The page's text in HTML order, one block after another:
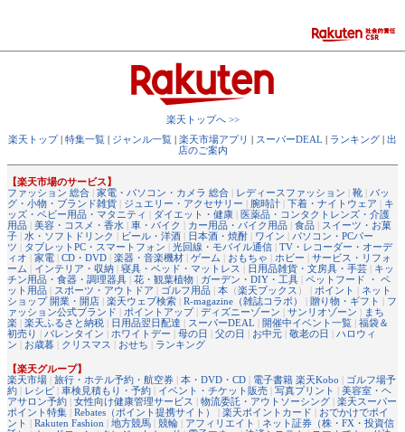
楽天トップへ >>
楽天トップ| 特集一覧 | ジャンル一覧 | 楽天市場アプリ | スーパーDEAL | ランキング | 出
店のご案内
【楽天市場のサービス】
ファッション 総合 | 家電・パソコン・カメラ 総合 | レディースファッション | 靴 | バッ
グ・小物・ブランド雑貨 | ジュエリー・アクセサリー | 腕時計 | 下着・ナイトウェア | キ
ッズ・ベビー用品・マタニティ | ダイエット・健康 | 医薬品・コンタクトレンズ・介護
用品 | 美容・コスメ・香水 | 車・バイク | カー用品・バイク用品 | 食品 | スイーツ・お菓
子 | 水・ソフトドリンク | ビール・洋酒 | 日本酒・焼酎 | ワイン | パソコン・PCパー
ツ | タブレットPC・スマートフォン | 光回線・モバイル通信 | TV・レコーダー・オーデ
ィオ | 家電 | CD・DVD | 楽器・音楽機材 | ゲーム | おもちゃ | ホビー | サービス・リフォ
ーム | インテリア・収納 | 寝具・ベッド・マットレス | 日用品雑貨・文房具・手芸 | キッ
チン用品・食器・調理器具 | 花・観葉植物 | ガーデン・DIY・工具 | ペットフード ・ ペ
ット用品 | スポーツ・アウトドア | ゴルフ用品 | 本 （楽天ブックス ） | ポイント | ネット
ショップ 開業・開店 | 楽天ウェブ検索 | R-magazine（雑誌コラボ） | 贈り物・ギフト | フ
ァッション公式ブランド | ポイントアップ| ディズニーゾーン | サンリオゾーン | まち
楽 | 楽天ふるさと納税 | 日用品翌日配達 | スーパーDEAL | 開催中イベント一覧 | 福袋＆
初売り | バレンタイン | ホワイトデー | 母の日 | 父の日 | お中元 | 敬老の日 | ハロウィ
ン | お歳暮 | クリスマス | おせち | ランキング
【楽天グループ】
楽天市場 | 旅行・ホテル予約・航空券 | 本・DVD・CD | 電子書籍 楽天Kobo | ゴルフ場予
約 | レシピ | 車検見積もり・予約 | イベント・チケット販売 | 写真プリント | 美容室・ヘ
アサロン予約 | 女性向け健康管理サービス | 物流委託・アウトソーシング | 楽天スーパー
ポイント特集 | Rebates（ポイント提携サイト） | 楽天ポイントカード | おでかけでポイ
ント | Rakuten Fashion | 地方競馬 | 競輪 | アフィリエイト | ネット証券（株・FX・投資信